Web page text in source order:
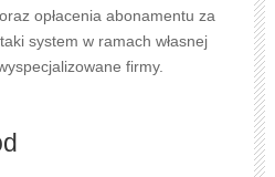
opłacenia abonamentu za
system w ramach własnej
firmy.